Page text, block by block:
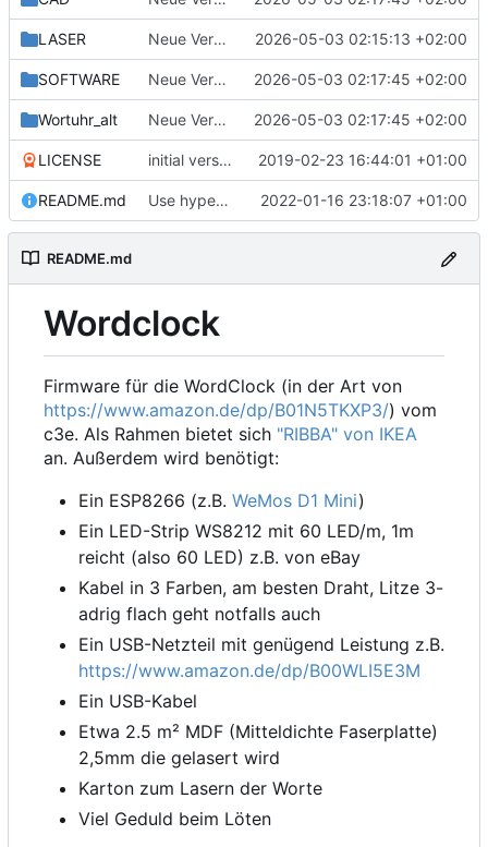
LASER Neue Version von Hubert 2026-05-03 02:15:13 +02:00
SOFTWARE Neue Version von Hubert 2026-05-03 02:17:45 +02:00
Wortuhr_alt Neue Version von Hubert 2026-05-03 02:17:45 +02:00
LICENSE initial version 2019-02-23 16:44:01 +01:00
README.md Use hyperlinks for cad-files 2022-01-16 23:18:07 +01:00
README.md
Wordclock
Firmware für die WordClock (in der Art von
https://www.amazon.de/dp/B01N5TKXP3/) vom
c3e. Als Rahmen bietet sich "RIBBA" von IKEA
an. Außerdem wird benötigt:
Ein ESP8266 (z.B. WeMos D1 Mini)
Ein LED-Strip WS8212 mit 60 LED/m, 1m
reicht (also 60 LED) z.B. von eBay
Kabel in 3 Farben, am besten Draht, Litze 3-
adrig flach geht notfalls auch
Ein USB-Netzteil mit genügend Leistung z.B.
https://www.amazon.de/dp/B00WLI5E3M
Ein USB-Kabel
Etwa 2.5 m² MDF (Mitteldichte Faserplatte)
2,5mm die gelasert wird
Karton zum Lasern der Worte
Viel Geduld beim Löten